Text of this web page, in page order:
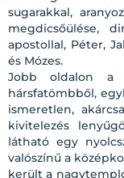
sugarakkal,
megdicsőülése,
apostollal, Péter,
és Mózes.
Jobb oldalon a
hársfatömbből,
ismeretlen,
kivitelezés
látható egy
valószínű a
került a